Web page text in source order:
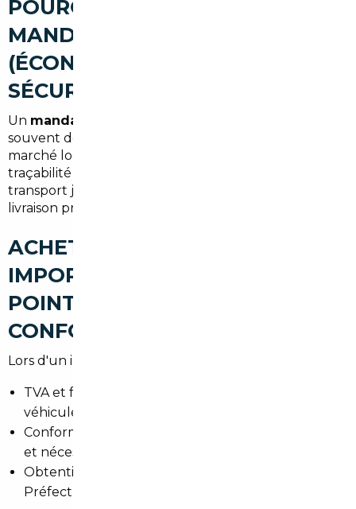
POURQUOI FAIRE APPEL À UN
MANDATAIRE AUTO À SÈVRES
(ÉCONOMIES, GAIN DE TEMPS,
SÉCURISATION)
Un mandataire auto Sèvres
souvent des remises importantes par rapport au
marché local. Il coordonne les formalités, garantit la
traçabilité du véhicule et prend en charge le
transport jusqu'à votre domicile ou un point de
livraison proche de Sèvres.
ACHETER UNE VOITURE
IMPORTÉE À SÈVRES : LES
POINTS DE VIGILANCE (TVA,
CONFORMITÉ, CARTE GRISE)
Lors d'un import, attention aux éléments suivants :
TVA et facturation : vérifier le statut taxable du
véhicule.
Conformité aux normes françaises (feux, pollution)
et nécessaires modifications.
Obtention de la carte grise et immatriculation en
Préfecture des Hauts-de-Seine.